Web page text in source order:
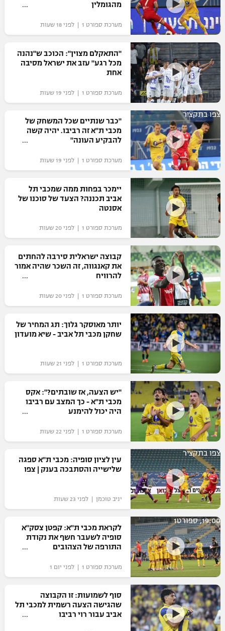
תקנון משתתפים וזוכים בפרסים
תקנון עבור פעילות אלקטרה
תקנון עבור פעילות ספורט 1 – "מרלן"
טניס
גיימינג E-Sports
תנאי שימוש
מדיניות פרטיות
תקנון פעילות ספורט 1
רשיון להקרנה פומבית לבית עסק
הצטרפות לחבילת הערוצים
לוח דרושים – ג'ובנט
תגיות
המגזין
כדורמים
פוטבול אמריקאי NFL
בייסבול MLB
ספורט אתגרי ואקסטרים
אומנויות לחימה
גיימינג E-Sports
מהגומלין
מערכת ספורט 1 | לפני 18 שעות
"התאקלם מצוין": הכוכב ש"נהנה
מכל רגע" עזב את ישראל מסיבה
אחת
מערכת ספורט 1 | לפני 19 שעות
צפו בתקציר
"כבר שנתיים שכל המשחק של
מכבי ת"א זה רביבו. יהיה קשה
להבקיע העונה"
מערכת ספורט 1 | לפני 19 שעות
יימכר בפחות ממה שמכבי תל
אביב תכננה? הצעד של סוכנו של
אסנטה
מערכת ספורט 1 | לפני 20 שעות
קבוצה ישראלית סירבה להחתים
את קאנגווה, זה השכר שהיה אמור
להרוויח
מערכת ספורט 1 | לפני 20 שעות
יותר מאוסקר גלוך: תג המחיר של
שחקן מכבי תל אביב - שיא מועדון
מערכת ספורט 1 | לפני 21 שעות
"יש הצעה, אז שובתים?": אקס
מכבי ת"א - כך המצב עם רביבו
היה יכול להימנע
מערכת ספורט 1 | לפני 22 שעות
צפו בתקציר
עין לציון סופיה: מכבי ת"א ספגה
שלישייה והסתבכה בענק | צפו
יניב טוכמן | לפני 23 שעות
19:00, ספורט1
לקראת מכבי ת"א: קפטן צסק"א
סופיה לשעבר חשף את נקודת
התורפה של הצהובים
מערכת ספורט 1 | לפני יום 1
סוף לשמועות: זו הקבוצה
שהגישה הצעה רשמית למכבי תל
אביב עבור רוי רביבו